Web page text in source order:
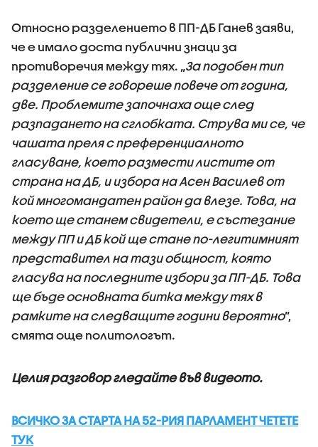
Относно разделението в ПП-ДБ Ганев заяви,
че е имало доста публични знаци за
противоречия между тях. „За подобен тип
разделение се говореше повече от година,
две. Проблемите започнаха още след
разпадането на сглобката. Струва ми се, че
чашата преля с преференциалното
гласуване, което размести листите от
страна на ДБ, и избора на Асен Василев от
кой многомандатен район да влезе. Това, на
което ще станем свидетели, е състезание
между ПП и ДБ кой ще стане по-легитимният
представител на тази общност, която
гласува на последните избори за ПП-ДБ. Това
ще бъде основната битка между тях в
рамките на следващите години вероятно”,
смята още политологът.
Целия разговор гледайте във видеото.
ВСИЧКО ЗА СТАРТА НА 52-РИЯ ПАРЛАМЕНТ ЧЕТЕТЕ
ТУК